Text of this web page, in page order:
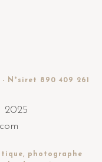
- N°siret 890 409 261
2025
photographe